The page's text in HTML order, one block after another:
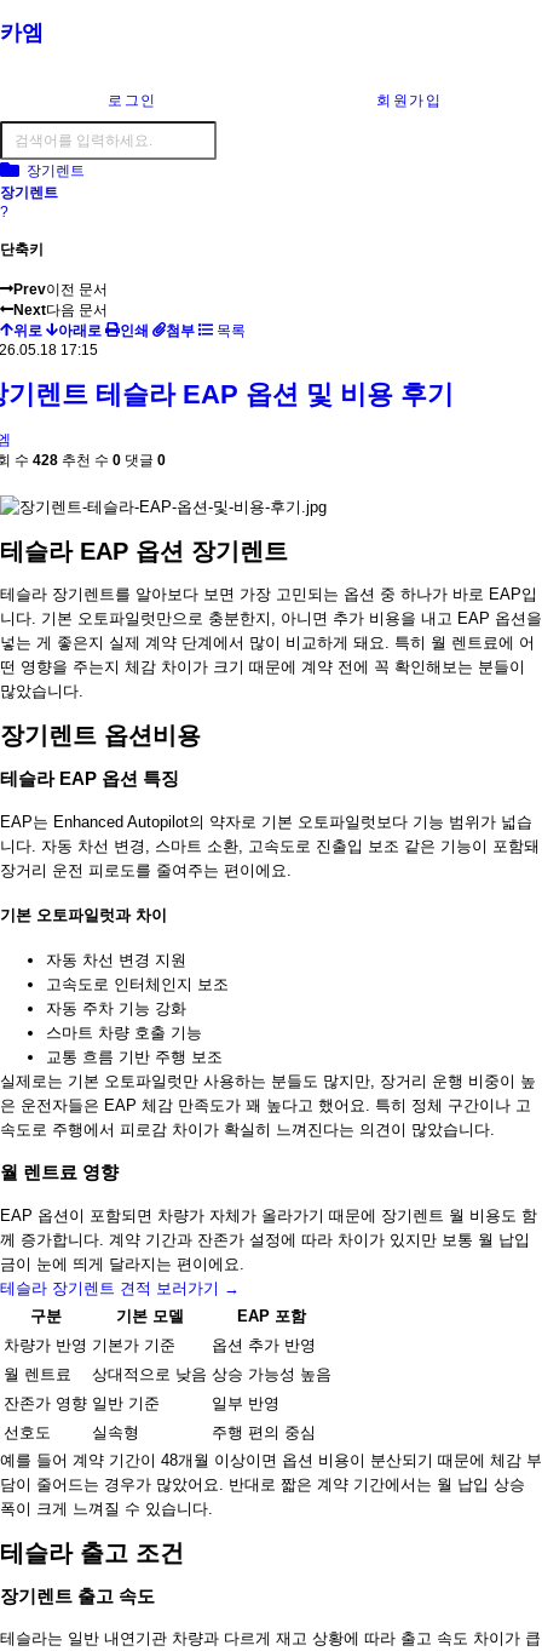
카엠
로그인 회원가입
장기렌트
장기렌트
?
단축키
Prev이전 문서
Next다음 문서
위로
아래로 인쇄 첨부
목록
17:15
기렌트 테슬라 EAP 옵션 및 비용 후기
수 428 추천 수 0 댓글 0
테슬라 EAP 옵션 장기렌트
테슬라 장기렌트를 알아보다 보면 가장 고민되는 옵션 중 하나가 바로 EAP입
니다. 기본 오토파일럿만으로 충분한지, 아니면 추가 비용을 내고 EAP 옵션을
넣는 게 좋은지 실제 계약 단계에서 많이 비교하게 돼요. 특히 월 렌트료에 어
떤 영향을 주는지 체감 차이가 크기 때문에 계약 전에 꼭 확인해보는 분들이
많았습니다.
장기렌트 옵션비용
테슬라 EAP 옵션 특징
EAP는 Enhanced Autopilot의 약자로 기본 오토파일럿보다 기능 범위가 넓습
니다. 자동 차선 변경, 스마트 소환, 고속도로 진출입 보조 같은 기능이 포함돼
장거리 운전 피로도를 줄여주는 편이에요.
기본 오토파일럿과 차이
자동 차선 변경 지원
고속도로 인터체인지 보조
자동 주차 기능 강화
스마트 차량 호출 기능
교통 흐름 기반 주행 보조
실제로는 기본 오토파일럿만 사용하는 분들도 많지만, 장거리 운행 비중이 높
은 운전자들은 EAP 체감 만족도가 꽤 높다고 했어요. 특히 정체 구간이나 고
속도로 주행에서 피로감 차이가 확실히 느껴진다는 의견이 많았습니다.
월 렌트료 영향
EAP 옵션이 포함되면 차량가 자체가 올라가기 때문에 장기렌트 월 비용도 함
께 증가합니다. 계약 기간과 잔존가 설정에 따라 차이가 있지만 보통 월 납입
금이 눈에 띄게 달라지는 편이에요.
테슬라 장기렌트 견적 보러가기 →
구분
기본 모델
EAP 포함
차량가 반영 기본가 기준
옵션 추가 반영
월 렌트료
상대적으로 낮음 상승 가능성 높음
잔존가 영향 일반 기준
일부 반영
선호도
실속형
주행 편의 중심
예를 들어 계약 기간이 48개월 이상이면 옵션 비용이 분산되기 때문에 체감 부
담이 줄어드는 경우가 많았어요. 반대로 짧은 계약 기간에서는 월 납입 상승
폭이 크게 느껴질 수 있습니다.
테슬라 출고 조건
장기렌트 출고 속도
테슬라는 일반 내연기관 차량과 다르게 재고 상황에 따라 출고 속도 차이가 큽